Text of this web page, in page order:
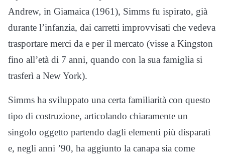
Andrew, in Giamaica (1961), Simms fu ispirato, già
durante l’infanzia, dai carretti improvvisati che vedeva
trasportare merci da e per il mercato (visse a Kingston
fino all’età di 7 anni, quando con la sua famiglia si
trasferì a New York).
Simms ha sviluppato una certa familiarità con questo
tipo di costruzione, articolando chiaramente un
singolo oggetto partendo dagli elementi più disparati
e, negli anni ’90, ha aggiunto la canapa sia come